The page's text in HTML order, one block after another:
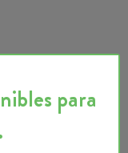
para